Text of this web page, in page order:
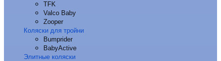
TFK
Valco Baby
Zooper
Коляски для тройни
Bumprider
BabyActive
Элитные коляски